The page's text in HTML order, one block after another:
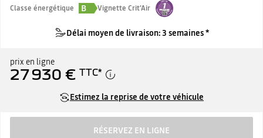
Classe énergétique
B Vignette Crit'Air
Délai moyen de livraison: 3 semaines *
prix en ligne
27 930 € TTC*
Estimez la reprise de votre véhicule
RÉSERVEZ EN LIGNE